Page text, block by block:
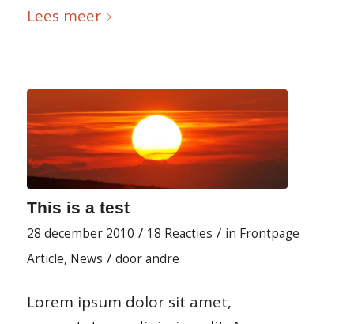
Lees meer
This is a test
28 december 2010 / 18 Reacties / in Frontpage
Article, News / doorandre
Lorem ipsum dolor sit amet,